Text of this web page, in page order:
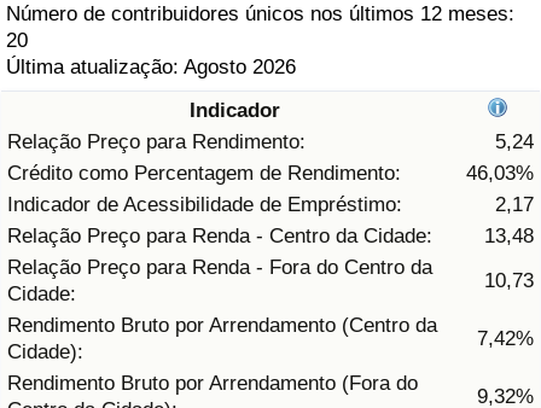
Número de contribuidores únicos nos últimos 12 meses:
20
Última atualização: Agosto 2026
Indicador
Relação Preço para Rendimento:
5,24
Crédito como Percentagem de Rendimento:
46,03%
Indicador de Acessibilidade de Empréstimo:
2,17
Relação Preço para Renda - Centro da Cidade:
13,48
Relação Preço para Renda - Fora do Centro da
Cidade:
10,73
Rendimento Bruto por Arrendamento (Centro da
Cidade):
7,42%
Rendimento Bruto por Arrendamento (Fora do
9,32%
Indicador de Saúde
Indicador de Saúde por País
Poluição
Indicador de Poluição (Atual)
Índice de poluição
Indicador de Poluição por País
Trânsito